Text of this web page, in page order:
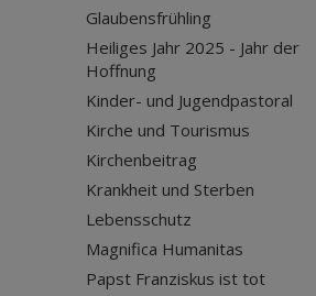
Glaubensfrühling
Heiliges Jahr 2025 - Jahr der
Hoffnung
Kinder- und Jugendpastoral
Kirche und Tourismus
Kirchenbeitrag
Krankheit und Sterben
Lebensschutz
Magnifica Humanitas
Papst Franziskus ist tot